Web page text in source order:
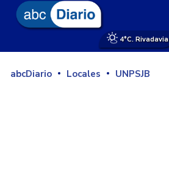
4°C. Rivadavia
abcDiario Locales UNPSJB